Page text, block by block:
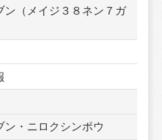
ン（メイジ３８ネン７ガ
ン・ニロクシンポウ